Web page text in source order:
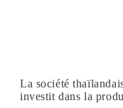
La société
investit dans la